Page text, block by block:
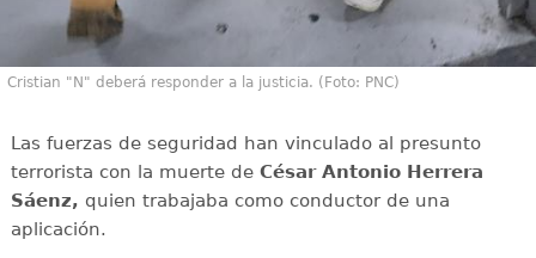
Cristian "N" deberá responder a la justicia. (Foto: PNC)
Las fuerzas de seguridad han vinculado al presunto
terrorista con la muerte de César Antonio Herrera
Sáenz, quien trabajaba como conductor de una
aplicación.